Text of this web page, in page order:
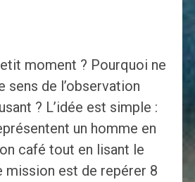
moment ? Pourquoi ne
sens de l’observation
? L’idée est simple :
un homme en
café tout en lisant le
mission est de repérer 8